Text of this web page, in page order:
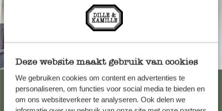
Deze website maakt gebruik van cookies
We gebruiken cookies om content en advertenties te
personaliseren, om functies voor social media te bieden en
om ons websiteverkeer te analyseren. Ook delen we
Toujours à proximité
Voir les 62 magasins